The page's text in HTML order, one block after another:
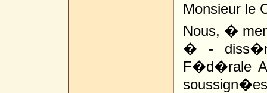
Monsieur le
Nous, �
� -
F�d�rale